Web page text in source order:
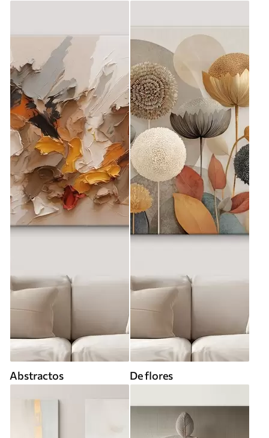
Abstractos De flores